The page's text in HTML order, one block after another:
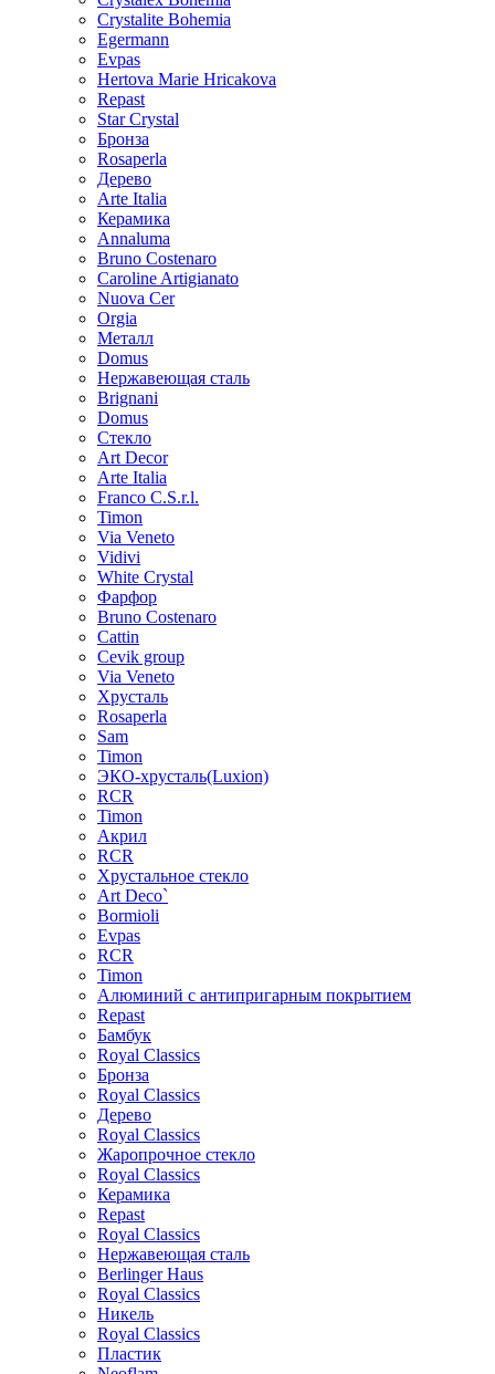
Crystalite Bohemia
Egermann
Evpas
Hertova Marie Hricakova
Repast
Star Crystal
Бронза
Rosaperla
Дерево
Arte Italia
Керамика
Annaluma
Bruno Costenaro
Caroline Artigianato
Nuova Cer
Orgia
Металл
Domus
Нержавеющая сталь
Brignani
Domus
Стекло
Art Decor
Arte Italia
Franco C.S.r.l.
Timon
Via Veneto
Vidivi
White Crystal
Фарфор
Bruno Costenaro
Cattin
Cevik group
Via Veneto
Хрусталь
Rosaperla
Sam
Timon
ЭКО-хрусталь(Luxion)
RCR
Timon
Акрил
RCR
Хрустальное стекло
Art Deco`
Bormioli
Evpas
RCR
Timon
Алюминий с антипригарным покрытием
Repast
Бамбук
Royal Classics
Бронза
Royal Classics
Дерево
Royal Classics
Жаропрочное стекло
Royal Classics
Керамика
Repast
Royal Classics
Нержавеющая сталь
Berlinger Haus
Royal Classics
Никель
Royal Classics
Пластик